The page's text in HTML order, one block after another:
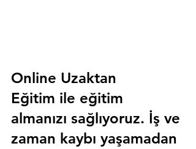
Online Uzaktan
Eğitim ile eğitim
almanızı sağlıyoruz. İş ve
zaman kaybı yaşamadan